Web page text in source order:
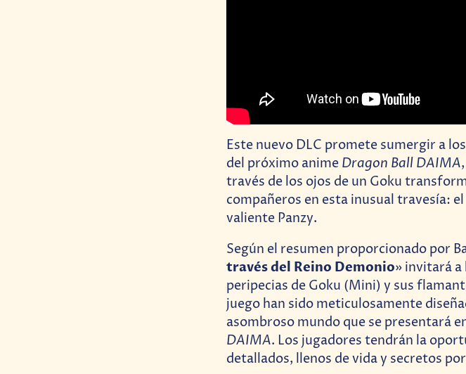
Este nuevo DLC promete sumergir a
del próximo anime Dragon Ball DAIMA
través de los ojos de un Goku
compañeros en esta inusual travesía:
valiente Panzy.
Según el resumen proporcionado por
través del Reino Demonio» invitará a
peripecias de Goku (Mini) y sus
juego han sido meticulosamente
asombroso mundo que se presentará
DAIMA. Los jugadores tendrán la
detallados, llenos de vida y secretos